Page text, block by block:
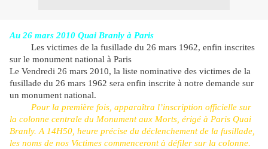
Au 26 mars 2010 Quai Branly à Paris
Les victimes de la fusillade du 26 mars 1962, enfin inscrites
sur le monument national à Paris
Le Vendredi 26 mars 2010, la liste nominative des victimes de la
fusillade du 26 mars 1962 sera enfin inscrite à notre demande sur
un monument national.
Pour la première fois, apparaîtra l’inscription officielle sur
la colonne centrale du Monument aux Morts, érigé à Paris Quai
Branly. A 14H50, heure précise du déclenchement de la fusillade,
les noms de nos Victimes commenceront à défiler sur la colonne.